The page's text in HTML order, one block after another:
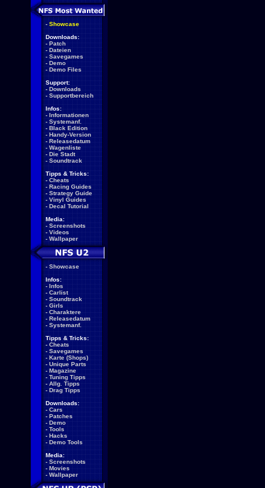
- Showcase
Downloads:
- Patch
- Dateien
- Savegames
- Demo
- Demo Files
Support:
- Downloads
- Supportbereich
Infos:
- Informationen
- Systemanf.
- Black Edition
- Handy-Version
- Releasedatum
- Wagenliste
- Die Stadt
- Soundtrack
Tipps & Tricks:
- Cheats
- Racing Guides
- Strategy Guide
- Vinyl Guides
- Decal Tutorial
Media:
- Screenshots
- Videos
- Wallpaper
- Showcase
Infos:
- Infos
- Carlist
- Soundtrack
- Girls
- Charaktere
- Releasedatum
- Systemanf.
Tipps & Tricks:
- Cheats
- Savegames
- Karte (Shops)
- Unique Parts
- Magazine
- Tuning Tipps
- Allg. Tipps
- Drag Tipps
Downloads:
- Cars
- Patches
- Demo
- Tools
- Hacks
- Demo Tools
Media:
- Screenshots
- Movies
- Wallpaper